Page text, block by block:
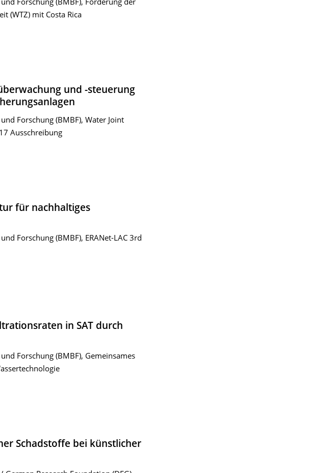
Forschung (BMBF), Förderung der
(WTZ) mit Costa Rica
und -steuerung
Forschung (BMBF), Water Joint
Ausschreibung
für nachhaltiges
Forschung (BMBF), ERANet-LAC 3rd
in SAT durch
Forschung (BMBF), Gemeinsames
Schadstoffe bei künstlicher